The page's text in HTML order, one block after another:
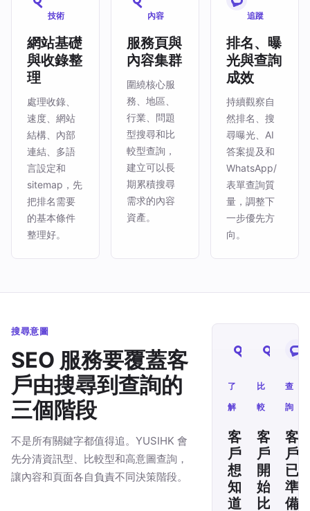
技術
網站基礎
與收錄整
理
處理收錄、
速度、網站
結構、內部
連結、多語
言設定和
sitemap，先
把排名需要
的基本條件
整理好。
內容
服務頁與
內容集群
圍繞核心服
務、地區、
行業、問題
型搜尋和比
較型查詢，
建立可以長
期累積搜尋
需求的內容
資產。
追蹤
排名、曝
光與查詢
成效
持續觀察自
然排名、搜
尋曝光、AI
答案提及和
WhatsApp/
表單查詢質
量，調整下
一步優先方
向。
搜尋意圖
SEO 服務要覆蓋客
戶由搜尋到查詢的
三個階段
不是所有關鍵字都值得追。YUSIHK 會
先分清資訊型、比較型和高意圖查詢，
讓內容和頁面各自負責不同決策階段。
了
解
客
戶
想
知
道
比
較
客
戶
開
始
比
查
詢
客
戶
已
準
備